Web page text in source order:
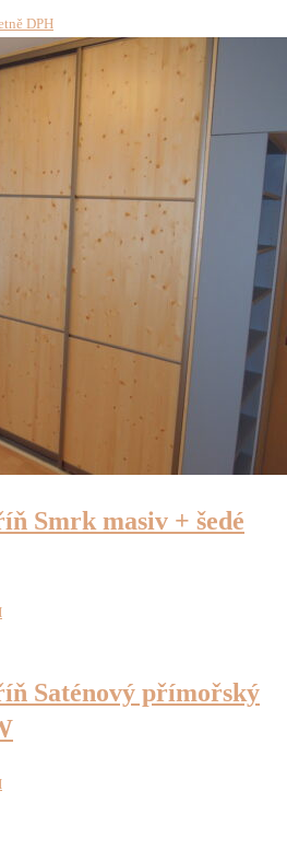
DPH
Smrk masiv + šedé
Saténový přímořský